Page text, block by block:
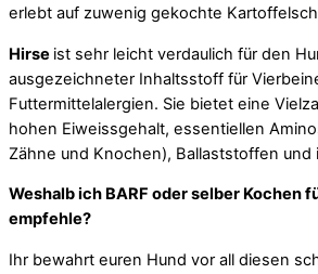
erlebt auf zuwenig gekochte
Hirse ist sehr leicht verdaulich für den
ausgezeichneter Inhaltsstoff für
Futtermittelalergien. Sie bietet eine
hohen Eiweissgehalt, essentiellen
Zähne und Knochen), Ballaststoffen
Weshalb ich BARF oder selber Kochen
empfehle?
Ihr bewahrt euren Hund vor all diesen